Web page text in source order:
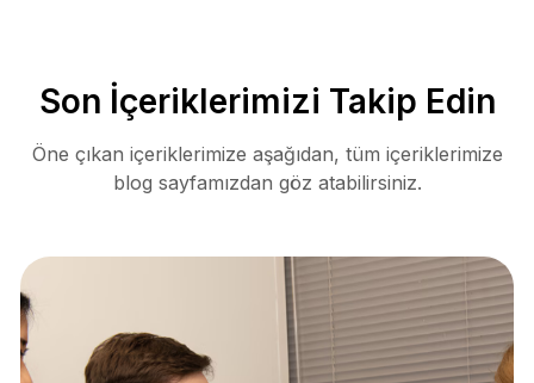
Son İçeriklerimizi Takip Edin
Öne çıkan içeriklerimize aşağıdan, tüm içeriklerimize
blog sayfamızdan göz atabilirsiniz.